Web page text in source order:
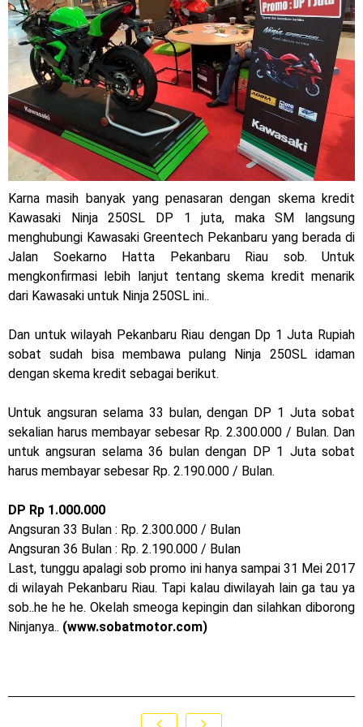
mewah !
Warna Baru X-Ride 125 Tampil Tangguh dan Fresh Siap
Jelajah Petualangan Tanpa Batas
Yamalube Power XP Matic resmi dirilis untuk skutik Blue
Core 125cc dengan mobilitas tinggi
Yamaha Indonesia Rilis Warna Baru Fazzio Hybrid yang lebih
Eye Catchy & Kece Abis
Sudah pakai diskbrake belakang ! Yamaha Indonesia Resmi
perkenalkan Aerox Alpha 155 Turbo !
Yamaha Nmax Turbo 155 sudah lahir, Aerox Turbo hanya
tinggal menunggu waktu ?
Honda Indonesia resmi jual New CBR 1000RR-R Fireblade
Dukung MotoGP Mandalika 2024, AHM serahkan 10 unit
motor listrik EM1 e
Sudah pakai winglet Karbon, Yamaha resmi merilis YZF-R1
dan YZF-R1M model 2025 !
Begini penampakan livery Kawasaki Ninja ZX-25RR KRT
Edition 2025
Yamaha Rilis New R15M versi 2024, makin sangar !
Karna masih banyak yang penasaran dengan skema kredit
Kawasaki Ninja 250SL DP 1 juta, maka SM langsung
menghubungi Kawasaki Greentech Pekanbaru yang berada di
Jalan Soekarno Hatta Pekanbaru Riau sob. Untuk
mengkonfirmasi lebih lanjut tentang skema kredit menarik
dari Kawasaki untuk Ninja 250SL ini..
Dan untuk wilayah Pekanbaru Riau dengan Dp 1 Juta Rupiah
sobat sudah bisa membawa pulang Ninja 250SL idaman
dengan skema kredit sebagai berikut.
Untuk angsuran selama 33 bulan, dengan DP 1 Juta sobat
sekalian harus membayar sebesar Rp. 2.300.000 / Bulan. Dan
untuk angsuran selama 36 bulan dengan DP 1 Juta sobat
harus membayar sebesar Rp. 2.190.000 / Bulan.
DP Rp 1.000.000
Angsuran 33 Bulan : Rp. 2.300.000 / Bulan
Angsuran 36 Bulan : Rp. 2.190.000 / Bulan
Last, tunggu apalagi sob promo ini hanya sampai 31 Mei 2017
di wilayah Pekanbaru Riau. Tapi kalau diwilayah lain ga tau ya
sob..he he he. Okelah smeoga kepingin dan silahkan diborong
Ninjanya.. (www.sobatmotor.com)